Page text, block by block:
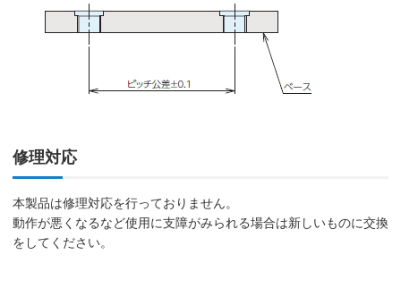
修理対応
本製品は修理対応を行っておりません。
動作が悪くなるなど使用に支障がみられる場合は新しいものに交換
をしてください。